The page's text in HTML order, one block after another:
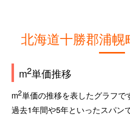
北海道十勝郡浦
m2単価推移
m2単価の推移を表したグラフで
過去1年間や5年といったスパン